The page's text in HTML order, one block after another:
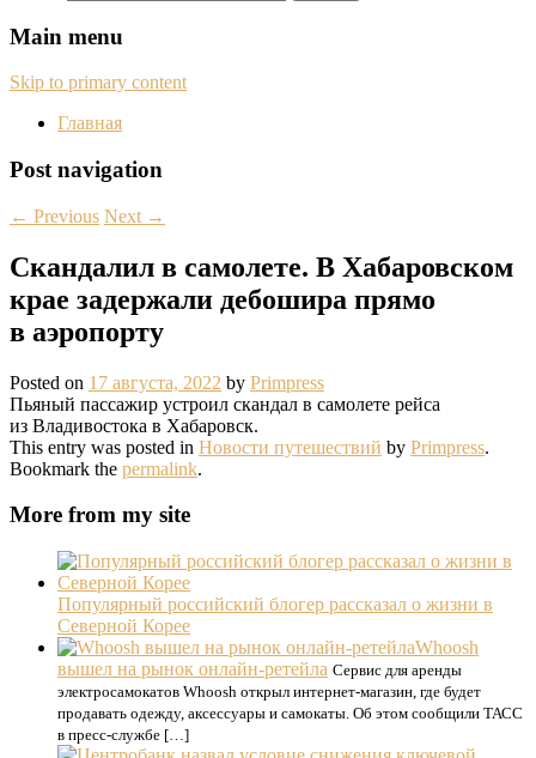
Main menu
Skip to primary content
Главная
Post navigation
← Previous Next →
Скандалил в самолете. В Хабаровском
крае задержали дебошира прямо
в аэропорту
Posted on 17 августа, 2022 by Primpress
​​​Пьяный пассажир устроил скандал в самолете рейса
из Владивостока в Хабаровск.
This entry was posted in Новости путешествий by Primpress.
Bookmark the permalink.
More from my site
Популярный российский блогер рассказал о жизни в
Северной Корее
Whoosh
вышел на рынок онлайн-ретейла Сервис для аренды
электросамокатов Whoosh открыл интернет-магазин, где будет
продавать одежду, аксессуары и самокаты. Об этом сообщили ТАСС
в пресс-службе […]